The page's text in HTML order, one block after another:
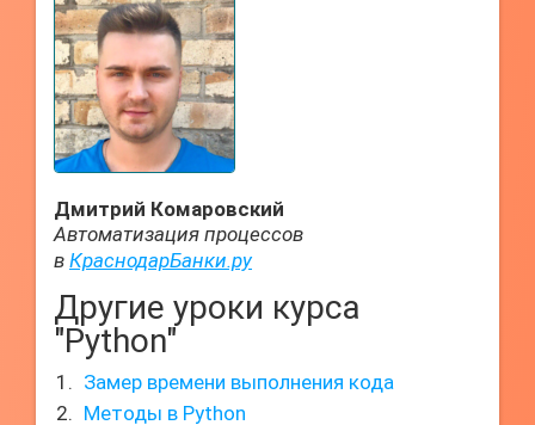
Дмитрий Комаровский
Автоматизация процессов
в КраснодарБанки.ру
Другие уроки курса
"Python"
Замер времени выполнения кода
Методы в Python